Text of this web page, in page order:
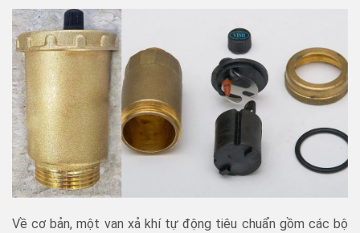
Về cơ bản, một van xả khí tự động tiêu chuẩn gồm các bộ